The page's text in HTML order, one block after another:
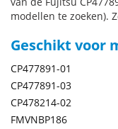
modellen te zoeken).
Geschikt voor
CP477891-01
CP477891-03
CP478214-02
FMVNBP186